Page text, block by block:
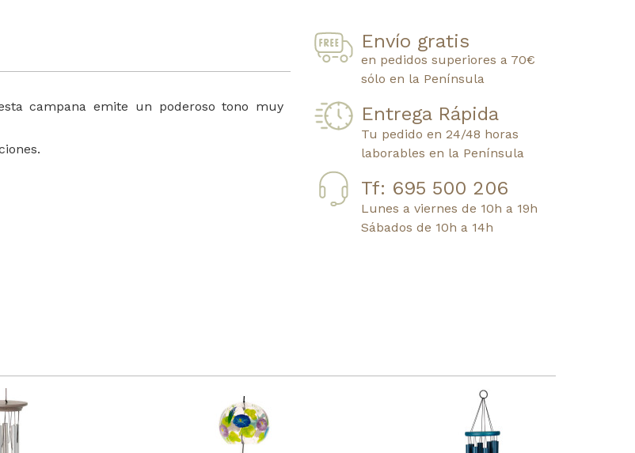
campana emite un poderoso tono muy
Envío gratis
en pedidos superiores a 70€
sólo en la Península
Entrega Rápida
Tu pedido en 24/48 horas
laborables en la Península
Tf: 695 500 206
Lunes a viernes de 10h a 19h
Sábados de 10h a 14h